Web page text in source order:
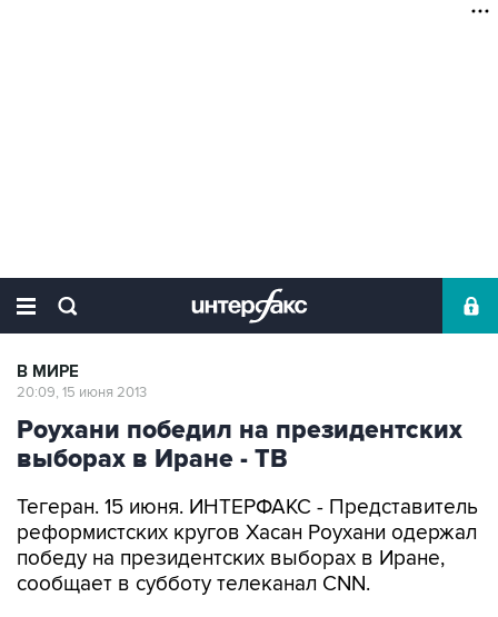
В МИРЕ
20:09, 15 июня 2013
Роухани победил на президентских
выборах в Иране - ТВ
Тегеран. 15 июня. ИНТЕРФАКС - Представитель
реформистских кругов Хасан Роухани одержал
победу на президентских выборах в Иране,
сообщает в субботу телеканал CNN.